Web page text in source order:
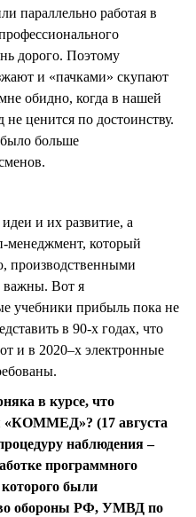
параллельно работая в
дорого. Поэтому
и «пачками» скупают
обидно, когда в нашей
ценится по достоинству.
больше
и их развитие, а
менеджмент, который
производственными
важны. Вот я
учебники прибыль пока не
в 90-х годах, что
и в 2020–х электронные
в курсе, что
«КОММЕД»? (17 августа
наблюдения –
программного
которого были
обороны РФ, УМВД по